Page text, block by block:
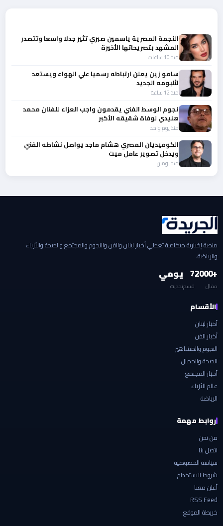
النجمة المصرية ياسمين صبري تثير جدلا واسعا وتتصدر
المشهد بتصريحاتها الأخيرة
منذ 10 ساعات
سامو زين يعلن ارتباطه رسميا علي الهواء ويستعد
لألبومه الجديد
منذ 12 ساعة
نجوم الوسط الفني يقدمون واجب العزاء للفنان محمد
هنيدي لوفاة شقيقه الأكبر
منذ يوم واحد
الكوميديان المصري هشام ماجد يواصل نشاطه الفني
ويدخل تصوير عامل ميت
منذ يومين
منصة إخبارية متكاملة تغطي أخبار لبنان والفن والنجوم والمجتمع والصحة والأزياء
والرياضة.
+2000
مقال
7
قسم
يومي
تحديث
الأقسام
أخبار لبنان
أخبار الفن
النجوم والمشاهير
الصحة والجمال
أخبار المجتمع
عالم الأزياء
الرياضة
روابط مهمة
من نحن
اتصل بنا
سياسة الخصوصية
شروط الاستخدام
أعلن معنا
RSS Feed
خريطة الموقع